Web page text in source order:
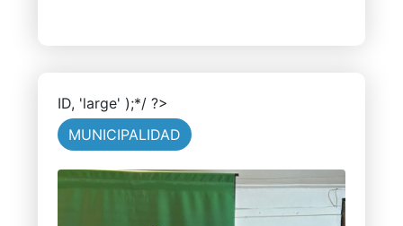
ID, 'large' );*/ ?>
MUNICIPALIDAD